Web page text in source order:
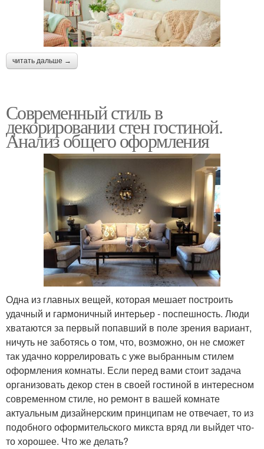
читать дальше →
Современный стиль в
декорировании стен гостиной.
Анализ общего оформления
Одна из главных вещей, которая мешает построить
удачный и гармоничный интерьер - поспешность. Люди
хватаются за первый попавший в поле зрения вариант,
ничуть не заботясь о том, что, возможно, он не сможет
так удачно коррелировать с уже выбранным стилем
оформления комнаты. Если перед вами стоит задача
организовать декор стен в своей гостиной в интересном
современном стиле, но ремонт в вашей комнате
актуальным дизайнерским принципам не отвечает, то из
подобного оформительского микста вряд ли выйдет что-
то хорошее. Что же делать?